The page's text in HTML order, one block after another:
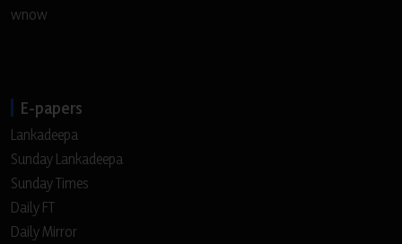
wnow
E-papers
Lankadeepa
Sunday Lankadeepa
Sunday Times
Daily FT
Daily Mirror